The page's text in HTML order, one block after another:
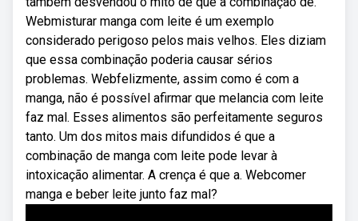
Webmisturar manga com leite é um exemplo
considerado perigoso pelos mais velhos. Eles diziam
que essa combinação poderia causar sérios
problemas. Webfelizmente, assim como é com a
manga, não é possível afirmar que melancia com leite
faz mal. Esses alimentos são perfeitamente seguros
tanto. Um dos mitos mais difundidos é que a
combinação de manga com leite pode levar à
intoxicação alimentar. A crença é que a. Webcomer
manga e beber leite junto faz mal?